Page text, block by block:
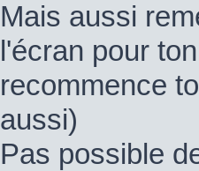
Mais aussi
l'écran pour
recommence
aussi)
Pas possible